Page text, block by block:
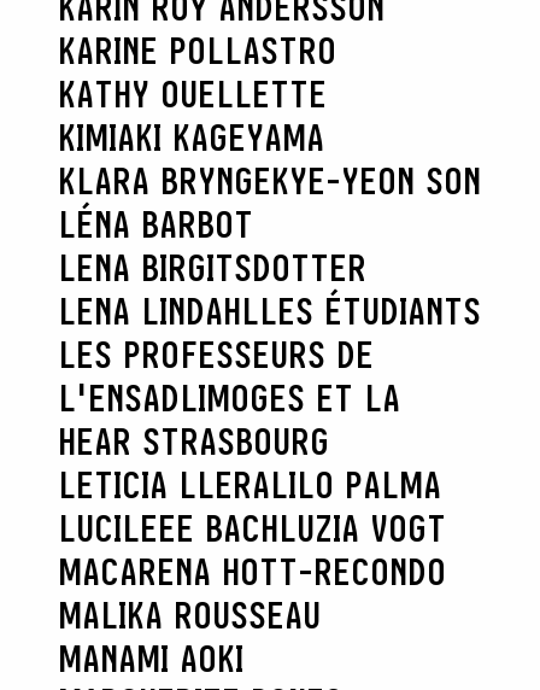
KARINE POLLASTRO
KATHY OUELLETTE
KIMIAKI KAGEYAMA
KLARA BRYNGEKYE-YEON SON
LÉNA BARBOT
LENA BIRGITSDOTTER
LENA LINDAHLLES ÉTUDIANTS
LES PROFESSEURS DE
L'ENSADLIMOGES ET LA
HEAR STRASBOURG
LETICIA LLERALILO PALMA
LUCILEEE BACHLUZIA VOGT
MACARENA HOTT-RECONDO
MALIKA ROUSSEAU
MANAMI AOKI